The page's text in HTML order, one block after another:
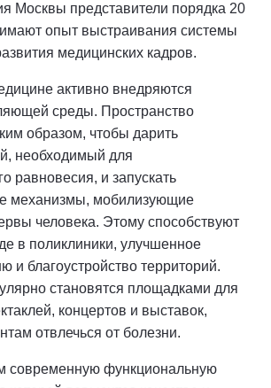
Москвы представители порядка 20
опыт выстраивания системы
медицинских кадров.
активно внедряются
среды. Пространство
образом, чтобы дарить
необходимый для
равновесия, и запускать
механизмы, мобилизующие
человека. Этому способствуют
в поликлиники, улучшенное
и благоустройство территорий.
становятся площадками для
концертов и выставок,
отвлечься от болезни.
функциональную